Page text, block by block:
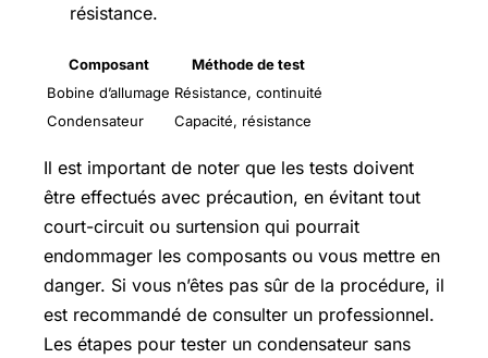
résistance.
Composant
Méthode de test
Bobine d’allumage Résistance, continuité
Condensateur
Capacité, résistance
Il est important de noter que les tests doivent
être effectués avec précaution, en évitant tout
court-circuit ou surtension qui pourrait
endommager les composants ou vous mettre en
danger. Si vous n’êtes pas sûr de la procédure, il
est recommandé de consulter un professionnel.
Les étapes pour tester un condensateur sans